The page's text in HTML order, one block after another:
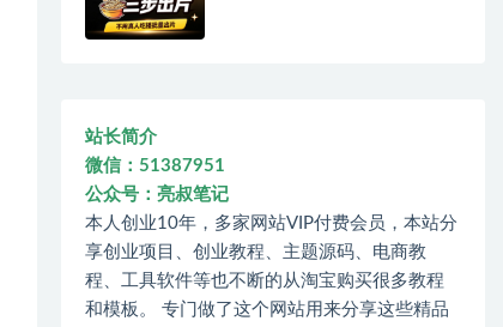
站长简介
微信：51387951
公众号：亮叔笔记
本人创业10年，多家网站VIP付费会员，本站分
享创业项目、创业教程、主题源码、电商教
程、工具软件等也不断的从淘宝购买很多教程
和模板。 专门做了这个网站用来分享这些精品